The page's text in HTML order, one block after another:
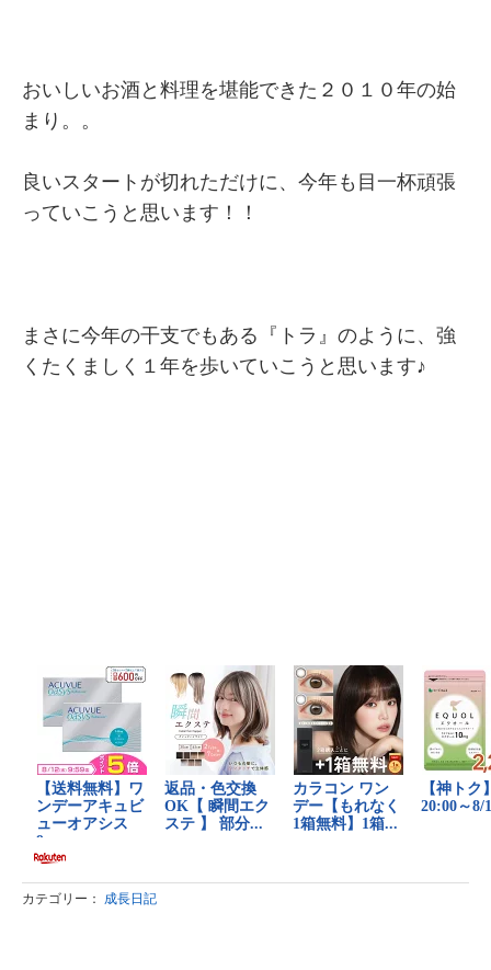
おいしいお酒と料理を堪能できた２０１０年の始
まり。。
良いスタートが切れただけに、今年も目一杯頑張
っていこうと思います！！
まさに今年の干支でもある『トラ』のように、強
くたくましく１年を歩いていこうと思います♪
カテゴリー： 成長日記